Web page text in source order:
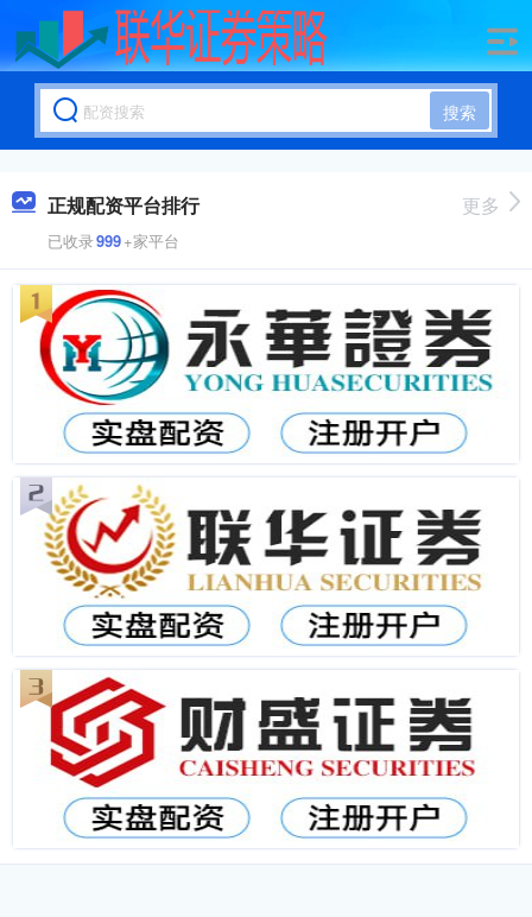
搜索
正规配资平台排行
已收录999+家平台
更多